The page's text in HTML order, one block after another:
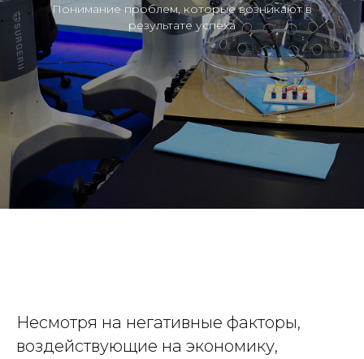
Понимание проблем, которые возникают в
результате успеха
Несмотря на негативные факторы,
воздействующие на экономику,